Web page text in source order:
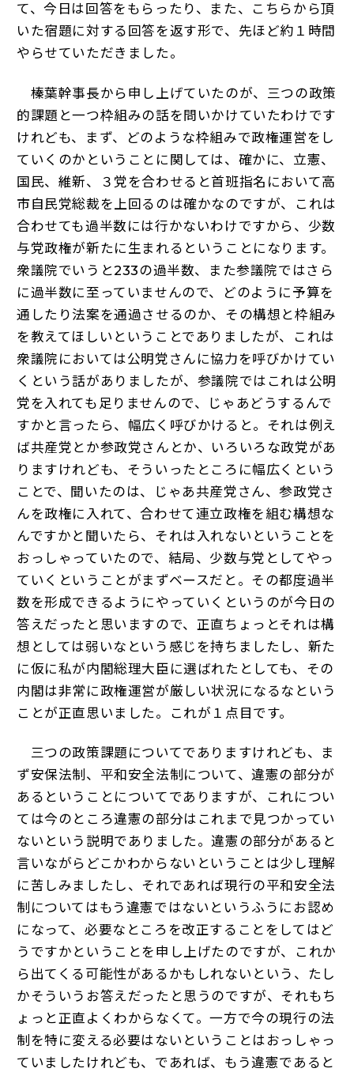
て、今日は回答をもらったり、また、こちらから頂
いた宿題に対する回答を返す形で、先ほど約１時間
やらせていただきました。
榛葉幹事長から申し上げていたのが、三つの政策
的課題と一つ枠組みの話を問いかけていたわけです
けれども、まず、どのような枠組みで政権運営をし
ていくのかということに関しては、確かに、立憲、
国民、維新、３党を合わせると首班指名において高
市自民党総裁を上回るのは確かなのですが、これは
合わせても過半数には行かないわけですから、少数
与党政権が新たに生まれるということになります。
衆議院でいうと233の過半数、また参議院ではさら
に過半数に至っていませんので、どのように予算を
通したり法案を通過させるのか、その構想と枠組み
を教えてほしいということでありましたが、これは
衆議院においては公明党さんに協力を呼びかけてい
くという話がありましたが、参議院ではこれは公明
党を入れても足りませんので、じゃあどうするんで
すかと言ったら、幅広く呼びかけると。それは例え
ば共産党とか参政党さんとか、いろいろな政党があ
りますけれども、そういったところに幅広くという
ことで、聞いたのは、じゃあ共産党さん、参政党さ
んを政権に入れて、合わせて連立政権を組む構想な
んですかと聞いたら、それは入れないということを
おっしゃっていたので、結局、少数与党としてやっ
ていくということがまずベースだと。その都度過半
数を形成できるようにやっていくというのが今日の
答えだったと思いますので、正直ちょっとそれは構
想としては弱いなという感じを持ちましたし、新た
に仮に私が内閣総理大臣に選ばれたとしても、その
内閣は非常に政権運営が厳しい状況になるなという
ことが正直思いました。これが１点目です。
三つの政策課題についてでありますけれども、ま
ず安保法制、平和安全法制について、違憲の部分が
あるということについてでありますが、これについ
ては今のところ違憲の部分はこれまで見つかってい
ないという説明でありました。違憲の部分があると
言いながらどこかわからないということは少し理解
に苦しみましたし、それであれば現行の平和安全法
制についてはもう違憲ではないというふうにお認め
になって、必要なところを改正することをしてはど
うですかということを申し上げたのですが、これか
ら出てくる可能性があるかもしれないという、たし
かそういうお答えだったと思うのですが、それもち
ょっと正直よくわからなくて。一方で今の現行の法
制を特に変える必要はないということはおっしゃっ
ていましたけれども、であれば、もう違憲であると